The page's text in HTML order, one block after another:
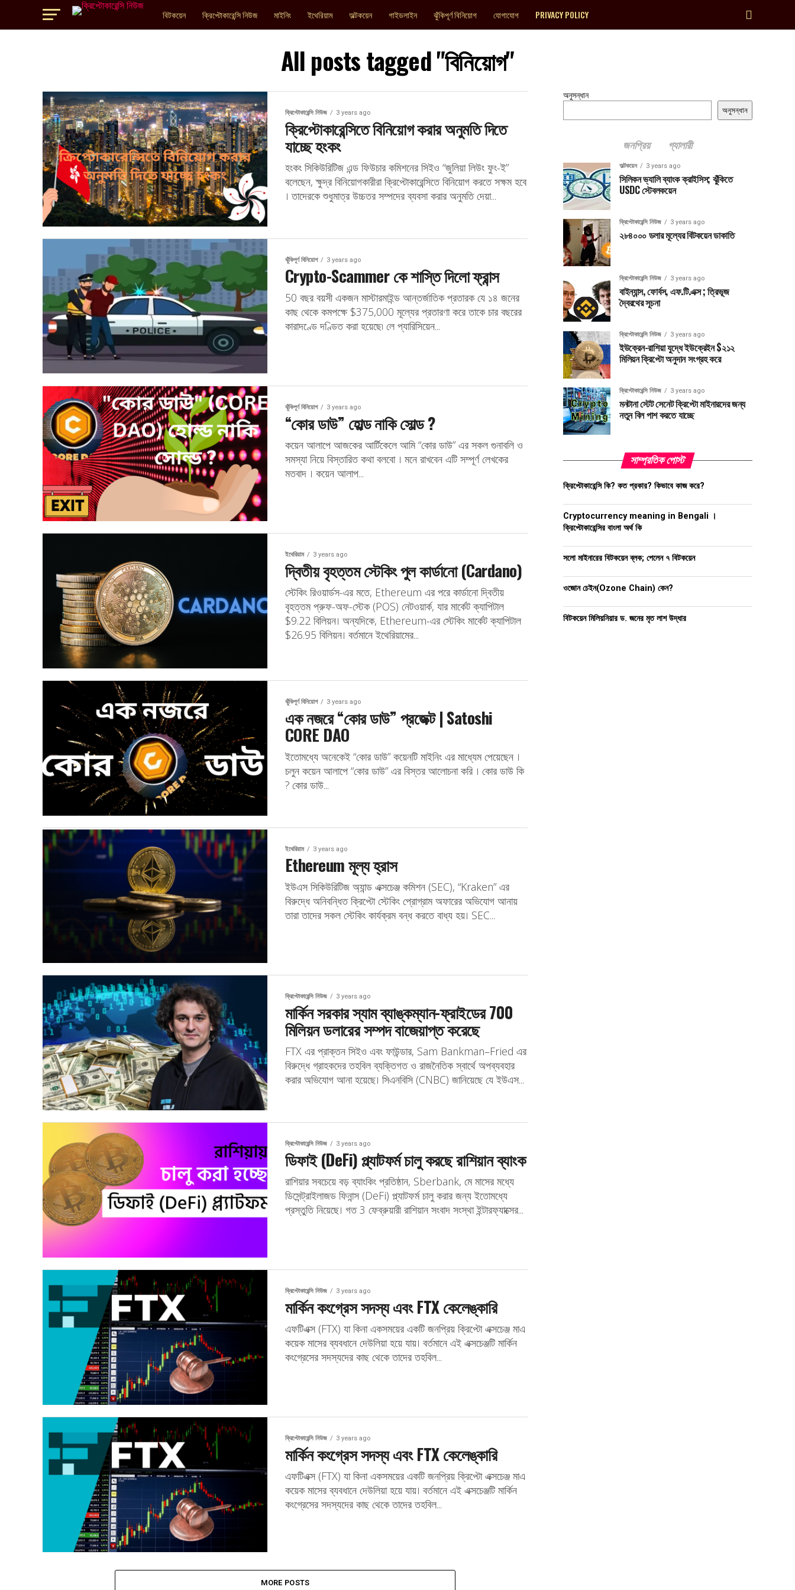
বিটকয়েন ক্রিপ্টোকারেন্সি নিউজ মাইনিং ইথেরিয়াম অল্টকয়েন গাইডলাইন ঝুঁকিপূর্ণ বিনিয়োগ যোগাযোগ PRIVACY POLICY
All posts tagged "বিনিয়োগ"
ক্রিপ্টোকারেন্সি নিউজ 3 years ago
ক্রিপ্টোকারেন্সিতে বিনিয়োগ করার অনুমতি দিতে
যাচ্ছে হংকং
হংকং সিকিউরিটিজ এন্ড ফিউচার কমিশনের সিইও “জুলিয়া লিউং ফুং-ই”
বলেছেন, ক্ষুদ্র বিনিয়োগকারীরা ক্রিপ্টোকারেন্সিতে বিনিয়োগ করতে সক্ষম হবে
। তাদেরকে শুধুমাত্র উচ্চতর সম্পদের ব্যবসা করার অনুমতি দেয়া...
ঝুঁকিপূর্ণ বিনিয়োগ 3 years ago
Crypto-Scammer কে শাস্তি দিলো ফ্রান্স
50 বছর বয়সী একজন মাস্টারমাইন্ড আন্তর্জাতিক প্রতারক যে ১৪ জনের
কাছ থেকে কমপক্ষে $375,000 মূল্যের প্রতারণা করে তাকে চার বছরের
কারাদণ্ডে দণ্ডিত করা হয়েছে৷ লে প্যারিসিয়েন...
ঝুঁকিপূর্ণ বিনিয়োগ 3 years ago
“কোর ডাউ” হোল্ড নাকি সোল্ড ?
কয়েন আলাপে আজকের আর্টিকেলে আমি “কোর ডাউ” এর সকল গুনাবলি ও
সমস্যা নিয়ে বিস্তারিত কথা বলবো । মনে রাখবেন এটি সম্পূর্ণ লেখকের
মতবাদ । কয়েন আলাপ...
ইথেরিয়াম 3 years ago
দ্বিতীয় বৃহত্তম স্টেকিং পুল কার্ডানো (Cardano)
স্টেকিং রিওয়ার্ডস-এর মতে, Ethereum এর পরে কার্ডানো দ্বিতীয়
বৃহত্তম প্রুফ-অফ-স্টেক (POS) নেটওয়ার্ক, যার মার্কেট ক্যাপিটাল
$9.22 বিলিয়ন। অন্যদিকে, Ethereum-এর স্টেকিং মার্কেট ক্যাপিটাল
$26.95 বিলিয়ন। বর্তমানে ইথেরিয়ামের...
ঝুঁকিপূর্ণ বিনিয়োগ 3 years ago
এক নজরে “কোর ডাউ” প্রজেক্ট | Satoshi
CORE DAO
ইতোমধ্যে অনেকেই “কোর ডাউ” কয়েনটি মাইনিং এর মাধ্যেম পেয়েছেন ।
চলুন কয়েন আলাপে “কোর ডাউ” এর বিস্তর আলোচনা করি । কোর ডাউ কি
? কোর ডাউ...
ইথেরিয়াম 3 years ago
Ethereum মূল্য হ্রাস
ইউএস সিকিউরিটিজ অ্যান্ড এক্সচেঞ্জ কমিশন (SEC), “Kraken” এর
বিরুদ্ধে অনিবন্ধিত ক্রিপ্টো স্টেকিং প্রোগ্রাম অফারের অভিযোগ আনায়
তারা তাদের সকল স্টেকিং কার্যক্রম বন্ধ করতে বাধ্য হয়। SEC...
ক্রিপ্টোকারেন্সি নিউজ 3 years ago
মার্কিন সরকার স্যাম ব্যাঙ্কম্যান-ফ্রাইডের 700
মিলিয়ন ডলারের সম্পদ বাজেয়াপ্ত করেছে
FTX এর প্রাক্তন সিইও এবং ফাউন্ডার, Sam Bankman–Fried এর
বিরুদ্ধে গ্রাহকদের তহবিল ব্যক্তিগত ও রাজনৈতিক স্বার্থে অপব্যবহার
করার অভিযোগ আনা হয়েছে। সিএনবিসি (CNBC) জানিয়েছে যে ইউএস...
ক্রিপ্টোকারেন্সি নিউজ 3 years ago
ডিফাই (DeFi) প্ল্যাটফর্ম চালু করছে রাশিয়ান ব্যাংক
রাশিয়ার সবচেয়ে বড় ব্যাংকিং প্রতিষ্ঠান, Sberbank, মে মাসের মধ্যে
ডিসেন্ট্রাইলাজড ফিনান্স (DeFi) প্ল্যাটফর্ম চালু করার জন্য ইতোমধ্যে
প্রস্তুতি নিয়েছে। গত 3 ফেব্রুয়ারী রাশিয়ান সংবাদ সংস্থা ইন্টারফ্যাক্সের...
ক্রিপ্টোকারেন্সি নিউজ 3 years ago
মার্কিন কংগ্রেস সদস্য এবং FTX কেলেঙ্কারি
এফটিএক্স (FTX) যা কিনা একসময়ের একটি জনপ্রিয় ক্রিপ্টো এক্সচেঞ্জ মাএ
কয়েক মাসের ব্যবধানে দেউলিয়া হয়ে যায়। বর্তমানে এই এক্সচেঞ্জটি মার্কিন
কংগ্রেসের সদস্যদের কাছ থেকে তাদের তহবিল...
ক্রিপ্টোকারেন্সি নিউজ 3 years ago
মার্কিন কংগ্রেস সদস্য এবং FTX কেলেঙ্কারি
এফটিএক্স (FTX) যা কিনা একসময়ের একটি জনপ্রিয় ক্রিপ্টো এক্সচেঞ্জ মাএ
কয়েক মাসের ব্যবধানে দেউলিয়া হয়ে যায়। বর্তমানে এই এক্সচেঞ্জটি মার্কিন
কংগ্রেসের সদস্যদের কাছ থেকে তাদের তহবিল...
MORE POSTS
অনুসন্ধান
অনুসন্ধান
জনপ্রিয় গ্যালারী
অল্টকয়েন 3 years ago
সিলিকন ভ্যালি ব্যাংক ক্রাইসিস; ঝুঁকিতে
USDC স্টেবলকয়েন
ক্রিপ্টোকারেন্সি নিউজ 3 years ago
২৮৪০০০ ডলার মূল্যের বিটকয়েন ডাকাতি
ক্রিপ্টোকারেন্সি নিউজ 3 years ago
বাইন্যান্স, ফোর্বস, এফ.টি.এক্স ; ত্রিভূজ
দ্বৈরথের সূচনা
ক্রিপ্টোকারেন্সি নিউজ 3 years ago
ইউক্রেন-রাশিয়া যুদ্ধে ইউক্রেইন $২১২
মিলিয়ন ক্রিপ্টো অনুদান সংগ্রহ করে
ক্রিপ্টোকারেন্সি নিউজ 3 years ago
মনটানা স্টেট সেনেট ক্রিপ্টো মাইনারদের জন্য
নতুন বিল পাশ করতে যাচ্ছে
সাম্প্রতিক পোস্ট
ক্রিপ্টোকারেন্সি কি? কত প্রকার? কিভাবে কাজ করে?
Cryptocurrency meaning in Bengali ।
ক্রিপ্টোকারেন্সির বাংলা অর্থ কি
সলো মাইনারের বিটকয়েন ব্লক; পেলেন ৭ বিটকয়েন
ওজোন চেইন(Ozone Chain) কেন?
বিটকয়েন মিলিয়নিয়ার ড. জনের মৃত লাশ উদ্ধার